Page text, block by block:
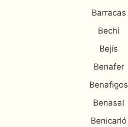
Barracas
Bechí
Bejís
Benafer
Benafigos
Benasal
Benicarló